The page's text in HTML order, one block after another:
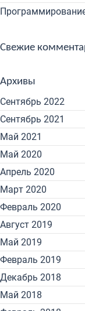
Свежие
Архивы
Сентябрь 2022
Сентябрь 2021
Май 2021
Май 2020
Апрель 2020
Март 2020
Февраль 2020
Август 2019
Май 2019
Февраль 2019
Декабрь 2018
Май 2018